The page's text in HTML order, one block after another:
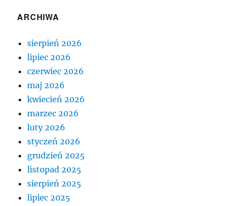
ARCHIWA
sierpień 2026
lipiec 2026
czerwiec 2026
maj 2026
kwiecień 2026
marzec 2026
luty 2026
styczeń 2026
grudzień 2025
listopad 2025
sierpień 2025
lipiec 2025